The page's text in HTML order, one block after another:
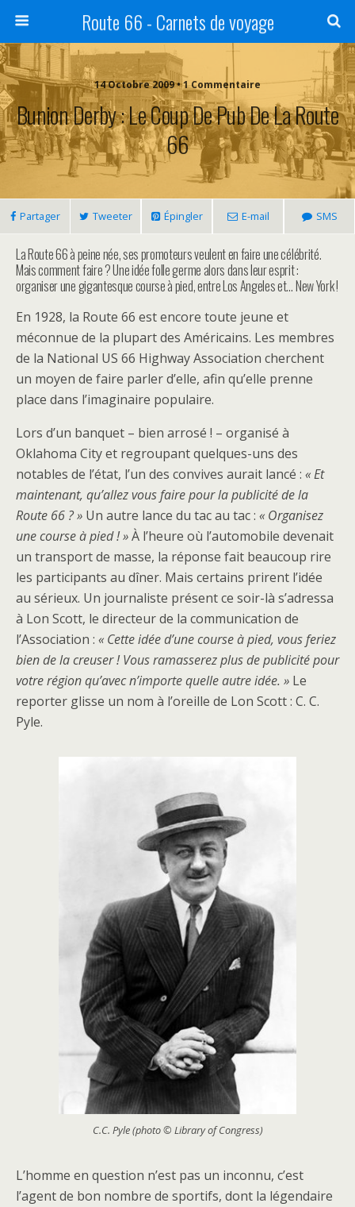
Route 66 - Carnets de voyage
14 Octobre 2009 • 1 Commentaire
Bunion Derby : Le Coup De Pub De La Route
66
Partager Tweeter Épingler E-mail SMS
La Route 66 à peine née, ses promoteurs veulent en faire une célébrité.
Mais comment faire ? Une idée folle germe alors dans leur esprit :
organiser une gigantesque course à pied, entre Los Angeles et… New York !
En 1928, la Route 66 est encore toute jeune et
méconnue de la plupart des Américains. Les membres
de la National US 66 Highway Association cherchent
un moyen de faire parler d’elle, afin qu’elle prenne
place dans l’imaginaire populaire.
Lors d’un banquet – bien arrosé ! – organisé à
Oklahoma City et regroupant quelques-uns des
notables de l’état, l’un des convives aurait lancé : « Et
maintenant, qu’allez vous faire pour la publicité de la
Route 66 ? » Un autre lance du tac au tac : « Organisez
une course à pied ! »À l’heure où l’automobile devenait
un transport de masse, la réponse fait beaucoup rire
les participants au dîner. Mais certains prirent l’idée
au sérieux. Un journaliste présent ce soir-là s’adressa
à Lon Scott, le directeur de la communication de
l’Association : « Cette idée d’une course à pied, vous feriez
bien de la creuser ! Vous ramasserez plus de publicité pour
votre région qu’avec n’importe quelle autre idée. » Le
reporter glisse un nom à l’oreille de Lon Scott : C. C.
Pyle.
C.C. Pyle (photo © Library of Congress)
L’homme en question n’est pas un inconnu, c’est
l’agent de bon nombre de sportifs, dont la légendaire